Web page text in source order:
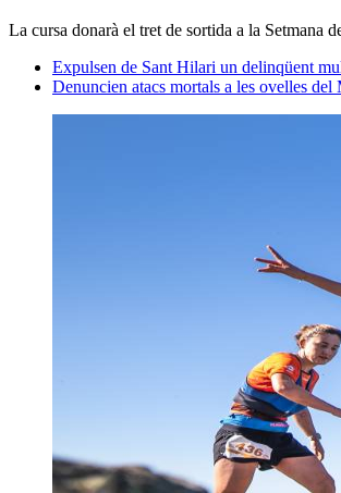
La cursa donarà el tret de sortida a la Setmana
Expulsen de Sant Hilari un delinqüent
Denuncien atacs mortals a les ovelles